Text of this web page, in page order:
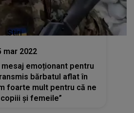
Stiri
mar 2022
emoționant pentru
bărbatul aflat în
foarte mult pentru că ne
şi femeile”